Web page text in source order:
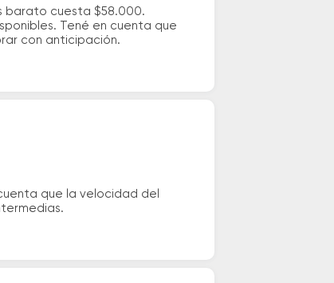
barato cuesta $58.000.
Tené en cuenta que
con anticipación.
que la velocidad del